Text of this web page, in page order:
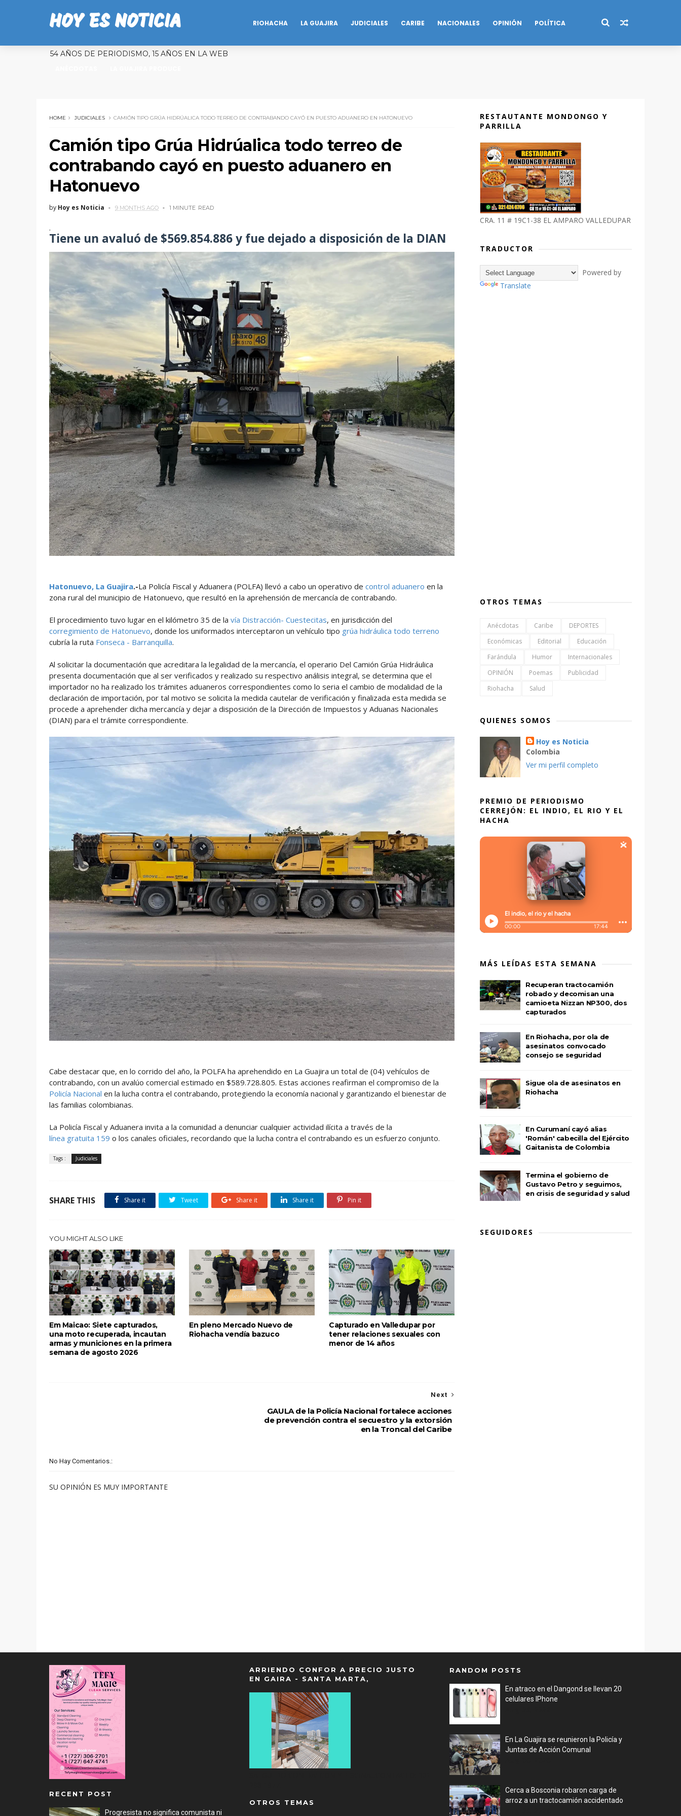
HOY ES NOTICIA
54 AÑOS DE PERIODISMO, 15 AÑOS EN LA WEB
RIOHACHA LA GUAJIRA JUDICIALES CARIBE NACIONALES OPINIÓN POLÍTICA
HOME JUDICIALES CAMIÓN TIPO GRÚA HIDRÚALICA TODO TERREO DE CONTRABANDO CAYÓ EN PUESTO ADUANERO EN HATONUEVO
Camión tipo Grúa Hidrúalica todo terreo de
contrabando cayó en puesto aduanero en
Hatonuevo
by Hoy es Noticia 9 MONTHS AGO 1 MINUTE READ
.
Tiene un avaluó de $569.854.886 y fue dejado a disposición de la DIAN
Hatonuevo, La Guajira.-La Policía Fiscal y Aduanera (POLFA) llevó a cabo un operativo de control aduanero en la
zona rural del municipio de Hatonuevo, que resultó en la aprehensión de mercancía de contrabando.
El procedimiento tuvo lugar en el kilómetro 35 de la vía Distracción- Cuestecitas, en jurisdicción del
corregimiento de Hatonuevo, donde los uniformados interceptaron un vehículo tipo grúa hidráulica todo terreno
cubría la ruta Fonseca - Barranquilla.
Al solicitar la documentación que acreditara la legalidad de la mercancía, el operario Del Camión Grúa Hidráulica
presenta documentación que al ser verificados y realizado su respectivo análisis integral, se determina que el
importador no ha realizado los trámites aduaneros correspondientes como lo seria el cambio de modalidad de la
declaración de importación, por tal motivo se solicita la medida cautelar de verificación y finalizada esta medida se
procede a aprehender dicha mercancía y dejar a disposición de la Dirección de Impuestos y Aduanas Nacionales
(DIAN) para el trámite correspondiente.
Cabe destacar que, en lo corrido del año, la POLFA ha aprehendido en La Guajira un total de (04) vehículos de
contrabando, con un avalúo comercial estimado en $589.728.805. Estas acciones reafirman el compromiso de la
Policía Nacional en la lucha contra el contrabando, protegiendo la economía nacional y garantizando el bienestar de
las familias colombianas.
La Policía Fiscal y Aduanera invita a la comunidad a denunciar cualquier actividad ilícita a través de la
línea gratuita 159 o los canales oficiales, recordando que la lucha contra el contrabando es un esfuerzo conjunto.
Tags : Judiciales
SHARE THIS Share it Tweet Share it Share it Pin it
YOU MIGHT ALSO LIKE
Em Maicao: Siete capturados,
una moto recuperada, incautan
armas y municiones en la primera
semana de agosto 2026
En pleno Mercado Nuevo de
Riohacha vendía bazuco
Capturado en Valledupar por
tener relaciones sexuales con
menor de 14 años
Next
GAULA de la Policía Nacional fortalece acciones
de prevención contra el secuestro y la extorsión
en la Troncal del Caribe
No Hay Comentarios.:
SU OPINIÓN ES MUY IMPORTANTE
RESTAUTANTE MONDONGO Y
PARRILLA
CRA. 11 # 19C1-38 EL AMPARO VALLEDUPAR
TRADUCTOR
Powered by
Translate
OTROS TEMAS
Anécdotas Caribe
DEPORTES
Económicas
Editorial
Educación
Farándula
Humor
Internacionales
OPINIÓN
Poemas
Publicidad
Riohacha
Salud
QUIENES SOMOS
Hoy es Noticia
Colombia
Ver mi perfil completo
PREMIO DE PERIODISMO
CERREJÓN: EL INDIO, EL RIO Y EL
HACHA
MÁS LEÍDAS ESTA SEMANA
Recuperan tractocamión
robado y decomisan una
camioeta Nizzan NP300, dos
capturados
En Riohacha, por ola de
asesinatos convocado
consejo se seguridad
Sigue ola de asesinatos en
Riohacha
En Curumaní cayó alias
'Román' cabecilla del Ejército
Gaitanista de Colombia
Termina el gobierno de
Gustavo Petro y seguimos,
en crisis de seguridad y salud
SEGUIDORES
RECENT POST
Progresista no significa comunista ni
ARRIENDO CONFOR A PRECIO JUSTO
EN GAIRA - SANTA MARTA,
OTROS TEMAS
RANDOM POSTS
En atraco en el Dangond se llevan 20
celulares IPhone
En La Guajira se reunieron la Policía y
Juntas de Acción Comunal
Cerca a Bosconia robaron carga de
arroz a un tractocamión accidentado